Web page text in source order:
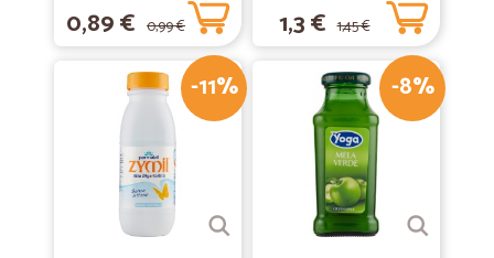
0,89 € 0,99 € 1,3 € 1,45 €
-11% -8%